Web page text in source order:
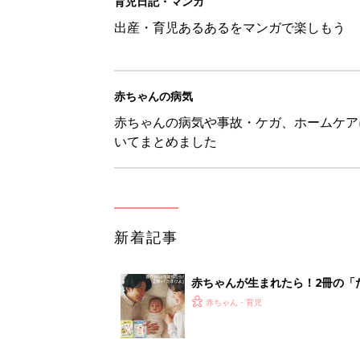
出産・育児あるあるをマンガで楽しもう
赤ちゃんの病気
赤ちゃんの病気や事故・ケガ、ホームケ
いてまとめました
新着記事
赤ちゃんが生まれたら！2冊の「
赤ちゃん・育児